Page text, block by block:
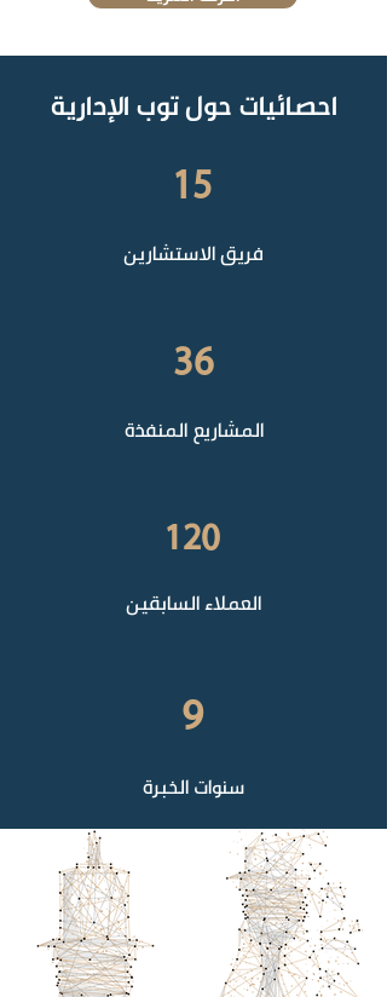
احصائيات حول توب الإدارية
15
فريق الاستشارين
36
المشاريع المنفذة
120
العملاء السابقين
9
سنوات الخبرة